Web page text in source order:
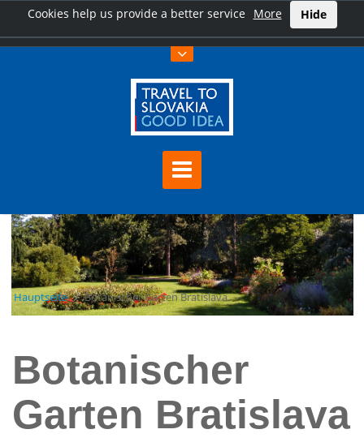
Cookies help us provide a better service More Hide
Hauptseite Botanischer Garten Bratislava
Botanischer
Garten Bratislava